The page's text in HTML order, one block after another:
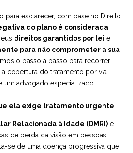
para esclarecer, com base no Direito
do plano é considerada
direitos garantidos por lei e
para não comprometer a sua
o passo a passo para recorrer
cobertura do tratamento por via
um advogado especializado.
ela exige tratamento urgente
Relacionada à Idade (DMRI) é
de perda da visão em pessoas
se de uma doença progressiva que